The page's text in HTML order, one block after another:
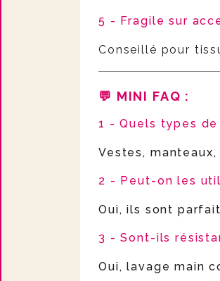
5 - Fragile sur
Conseillé pour
💬 MINI FAQ :
1 - Quels types
Vestes,
2 - Peut-on les
Oui, ils sont
3 - Sont-ils
Oui, lavage main